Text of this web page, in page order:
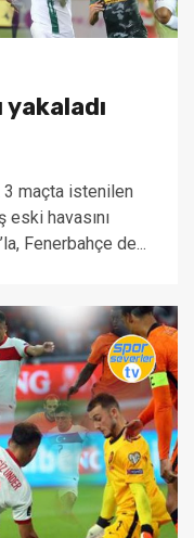
3 maçta istenilen
havasını
Fenerbahçe de...